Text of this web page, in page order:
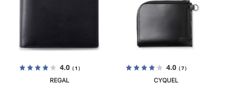
4.0（1）
REGAL
4.0（7）
CYQUEL